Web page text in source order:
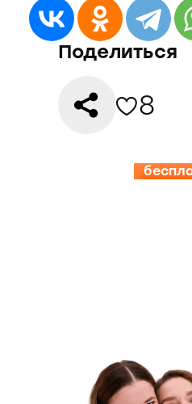
Поделиться
8